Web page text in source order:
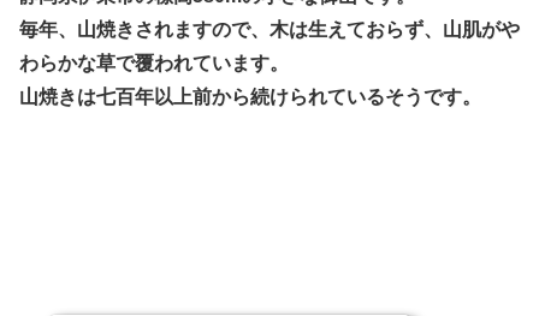
毎年、山焼きされますので、木は生えておらず、山肌がや
わらかな草で覆われています。
山焼きは七百年以上前から続けられているそうです。